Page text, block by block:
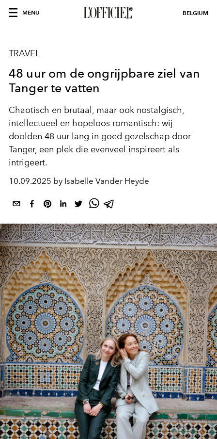
MENU BELGIUM
TRAVEL
48 uur om de ongrijpbare ziel van
Tanger te vatten
Chaotisch en brutaal, maar ook nostalgisch,
intellectueel en hopeloos romantisch: wij
doolden 48 uur lang in goed gezelschap door
Tanger, een plek die evenveel inspireert als
intrigeert.
10.09.2025 by Isabelle Vander Heyde